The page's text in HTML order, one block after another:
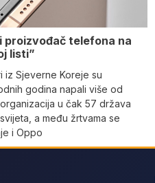
proizvođač telefona na
listi”
iz Sjeverne Koreje su
godina napali više od
u čak 57 država
a među žrtvama se
i Oppo